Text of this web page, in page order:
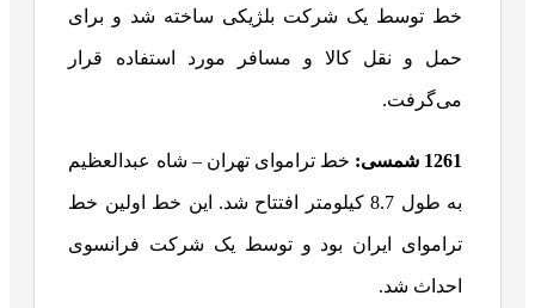
خط توسط یک شرکت بلژیکی ساخته شد و برای
حمل و نقل کالا و مسافر مورد استفاده قرار
می‌گرفت.
1261 شمسی: خط تراموای تهران – شاه عبدالعظیم
به طول 8.7 کیلومتر افتتاح شد. این خط اولین خط
تراموای ایران بود و توسط یک شرکت فرانسوی
احداث شد.